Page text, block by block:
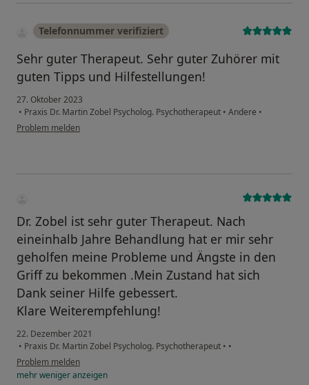
Telefonnummer verifiziert
Sehr guter Therapeut. Sehr guter Zuhörer mit
guten Tipps und Hilfestellungen!
27. Oktober 2023
• Praxis Dr. Martin Zobel Psycholog. Psychotherapeut • Andere •
Problem melden
Dr. Zobel ist sehr guter Therapeut. Nach
eineinhalb Jahre Behandlung hat er mir sehr
geholfen meine Probleme und Ängste in den
Griff zu bekommen .Mein Zustand hat sich
Dank seiner Hilfe gebessert.
Klare Weiterempfehlung!
22. Dezember 2021
• Praxis Dr. Martin Zobel Psycholog. Psychotherapeut • •
Problem melden
mehrwenigeranzeigen